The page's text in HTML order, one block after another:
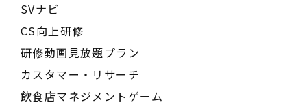
SVナビ
CS向上研修
研修動画見放題プラン
カスタマー・リサーチ
飲食店マネジメントゲーム